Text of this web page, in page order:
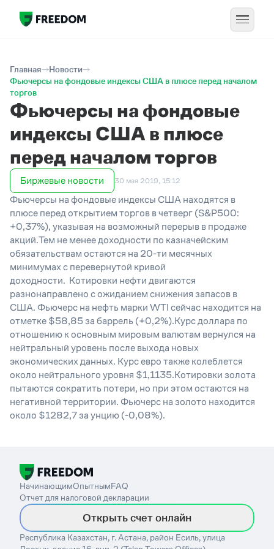
Главная
Новости
Фьючерсы на фондовые индексы США в плюсе перед началом
торгов
Фьючерсы на фондовые
индексы США в плюсе
перед началом торгов
Биржевые новости 30 мая 2019, 15:12
Фьючерсы на фондовые индексы США находятся в
плюсе перед открытием торгов в четверг (S&P500:
+0,37%), указывая на возможный перерыв в продаже
акций.Тем не менее доходности по казначейским
обязательствам остаются на 20-ти месячных
минимумах с перевернутой кривой
доходности. Котировки нефти двигаются
разнонаправлено с ожиданием снижения запасов в
США. Фьючерс на нефть марки WTI сейчас находится на
отметке $58,85 за баррель (+0,2%).Курс доллара по
отношению к основным мировым валютам вернулся на
нейтральный уровень после выхода новых
экономических данных. Курс евро также колеблется
около нейтрального уровня $1,1135.Котировки золота
пытаются сократить потери, но при этом остаются на
негативной территории. Фьючерс на золото находится
около $1282,7 за унцию (-0,08%).
НачинающимОпытнымFAQ
Отчет для налоговой декларации
Открыть счет онлайн
Республика Казахстан, г. Астана, район Есиль, улица